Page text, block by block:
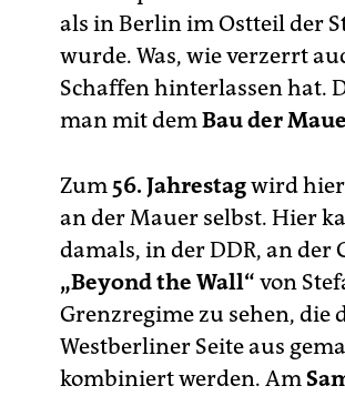
als in Berlin im Ostteil der
wurde. Was, wie verzerrt
Schaffen hinterlassen hat.
man mit demBau der
Zum 56. Jahrestagwird
an der Mauer selbst. Hier
damals, in der DDR, an
„Beyond the Wall“ von
Grenzregime zu sehen,
Westberliner Seite aus
kombiniert werden. Am